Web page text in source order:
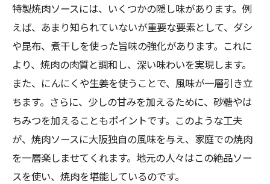
焼肉ソースを通じて大阪文化を感じる
焼肉好き必見！大阪風ソースで自宅焼肉の楽し
み方
大阪の焼肉店に学ぶ家庭向けソースのオス
スメ
味に変化をつける大阪風ソースの選び方
大阪の焼肉ソースで楽しむ異なる風味の焼
肉
自宅で焼肉を楽しむための大阪風ソースの
特製焼肉ソースには、いくつかの隠し味があります。例
えば、あまり知られていないが重要な要素として、ダシ
や昆布、煮干しを使った旨味の強化があります。これに
より、焼肉の肉質と調和し、深い味わいを実現します。
また、にんにくや生姜を使うことで、風味が一層引き立
ちます。さらに、少しの甘みを加えるために、砂糖やは
ちみつを加えることもポイントです。このような工夫
が、焼肉ソースに大阪独自の風味を与え、家庭での焼肉
を一層楽しませてくれます。地元の人々はこの絶品ソー
スを使い、焼肉を堪能しているのです。